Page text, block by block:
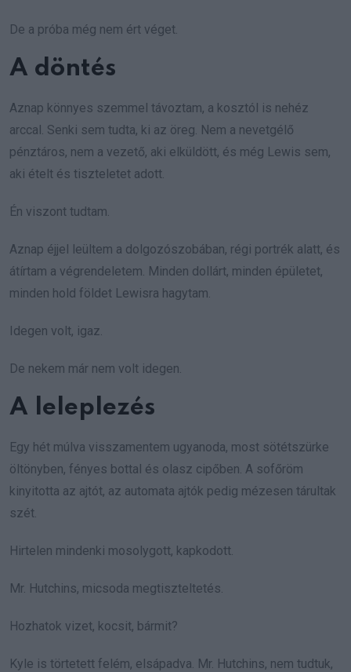
De a próba még nem ért véget.
A döntés
Aznap könnyes szemmel távoztam, a kosztól is nehéz
arccal. Senki sem tudta, ki az öreg. Nem a nevetgélő
pénztáros, nem a vezető, aki elküldött, és még Lewis sem,
aki ételt és tiszteletet adott.
Én viszont tudtam.
Aznap éjjel leültem a dolgozószobában, régi portrék alatt, és
átírtam a végrendeletem. Minden dollárt, minden épületet,
minden hold földet Lewisra hagytam.
Idegen volt, igaz.
De nekem már nem volt idegen.
A leleplezés
Egy hét múlva visszamentem ugyanoda, most sötétszürke
öltönyben, fényes bottal és olasz cipőben. A sofőröm
kinyitotta az ajtót, az automata ajtók pedig mézesen tárultak
szét.
Hirtelen mindenki mosolygott, kapkodott.
Mr. Hutchins, micsoda megtiszteltetés.
Hozhatok vizet, kocsit, bármit?
Kyle is törtetett felém, elsápadva. Mr. Hutchins, nem tudtuk,